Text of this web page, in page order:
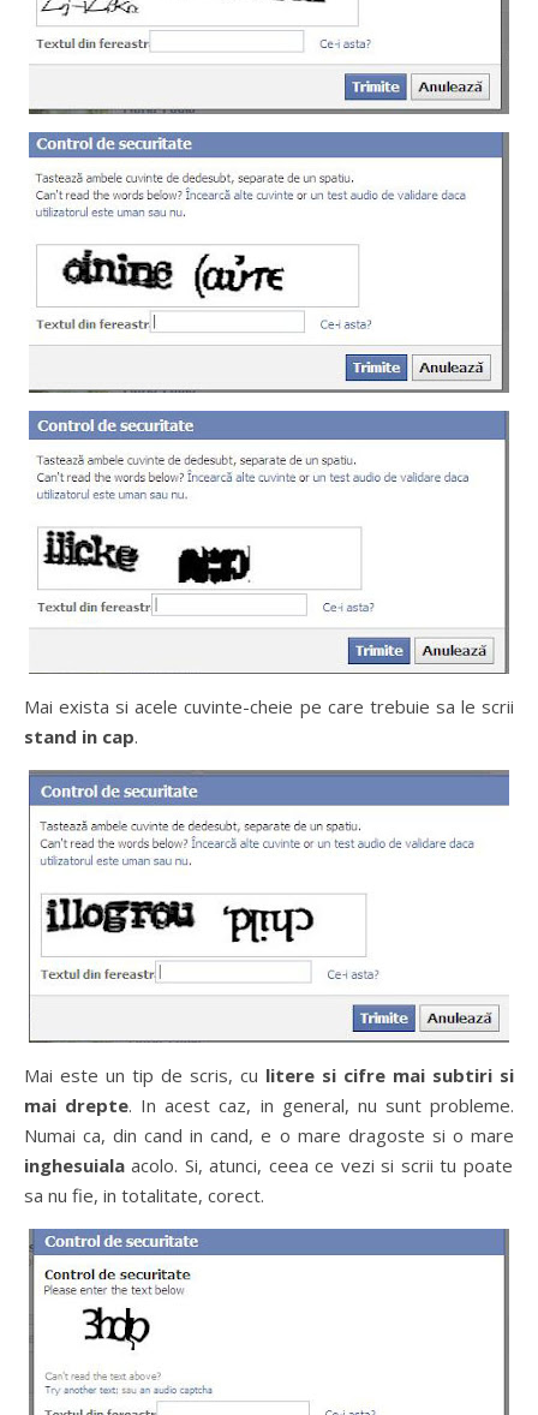
Mai exista si acele cuvinte-cheie pe care trebuie sa le scrii
stand in cap.
Mai este un tip de scris, cu litere si cifre mai subtiri si
mai drepte. In acest caz, in general, nu sunt probleme.
Numai ca, din cand in cand, e o mare dragoste si o mare
inghesuiala acolo. Si, atunci, ceea ce vezi si scrii tu poate
sa nu fie, in totalitate, corect.